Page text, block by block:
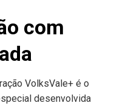
com
VolksVale+ é o
desenvolvida